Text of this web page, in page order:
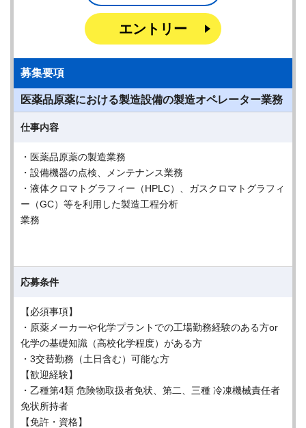
エントリー
募集要項
医薬品原薬における製造設備の製造オペレーター業務
仕事内容
・医薬品原薬の製造業務
・設備機器の点検、メンテナンス業務
・液体クロマトグラフィー（HPLC）、ガスクロマトグラフィ
ー（GC）等を利用した製造工程分析
業務
応募条件
【必須事項】
・原薬メーカーや化学プラントでの工場勤務経験のある方or
化学の基礎知識（高校化学程度）がある方
・3交替勤務（土日含む）可能な方
【歓迎経験】
・乙種第4類 危険物取扱者免状、第二、三種 冷凍機械責任者
免状所持者
【免許・資格】